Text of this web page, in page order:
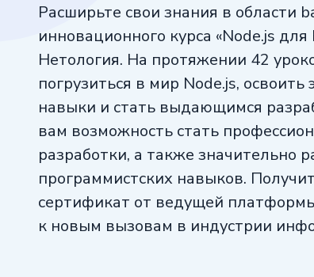
Расширьте свои знания в области
инновационного курса «Node.js
Нетология. На протяжении 42
погрузиться в мир Node.js,
навыки и стать выдающимся
вам возможность стать
разработки, а также значительно
программистских навыков.
сертификат от ведущей
к новым вызовам в индустрии